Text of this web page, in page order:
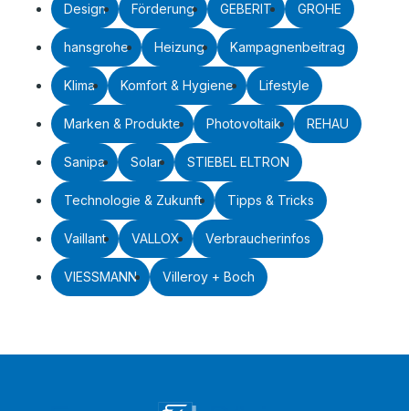
Design Förderung GEBERIT GROHE
hansgrohe Heizung Kampagnenbeitrag
Klima Komfort & Hygiene Lifestyle
Marken & Produkte Photovoltaik REHAU
Sanipa Solar STIEBEL ELTRON
Technologie & Zukunft Tipps & Tricks
Vaillant VALLOX Verbraucherinfos
VIESSMANN Villeroy + Boch